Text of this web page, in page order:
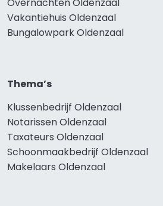
Vakantiehuis Oldenzaal
Bungalowpark Oldenzaal
Thema’s
Klussenbedrijf Oldenzaal
Notarissen Oldenzaal
Taxateurs Oldenzaal
Schoonmaakbedrijf Oldenzaal
Makelaars Oldenzaal